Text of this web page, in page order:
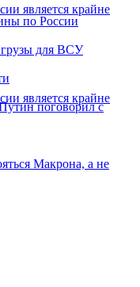
по России
для ВСУ
поговорил с
Макрона, а не
является крайне
является крайне